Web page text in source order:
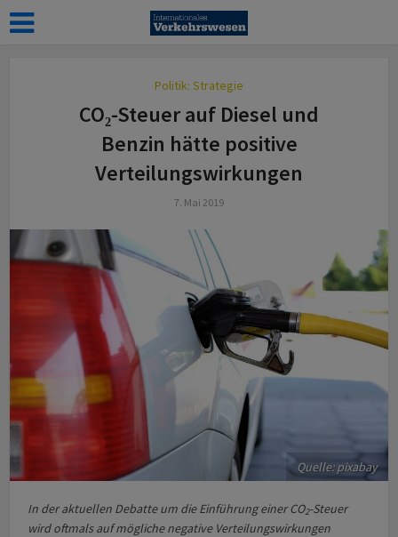
Politik: Strategie
CO₂-Steuer auf Diesel und
Benzin hätte positive
Verteilungswirkungen
7. Mai 2019
Quelle: pixabay
In der aktuellen Debatte um die Einführung einer CO2-Steuer
wird oftmals auf mögliche negative Verteilungswirkungen